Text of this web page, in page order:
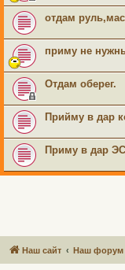
отдам
приму не
Отдам оберег.
Прийму в дар
Приму в дар
Наш сайт Наш форум